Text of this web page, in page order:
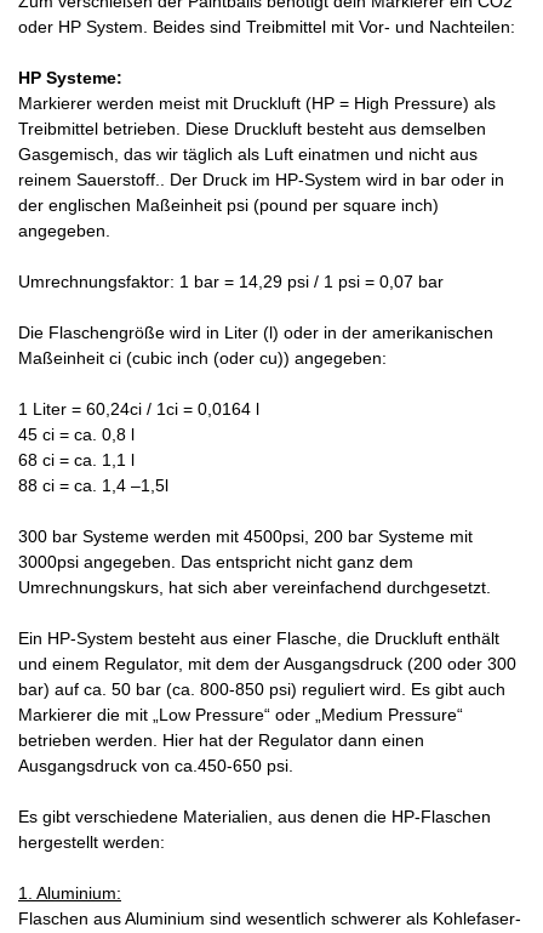
oder HP System. Beides sind Treibmittel mit Vor- und Nachteilen:
HP Systeme:
Markierer werden meist mit Druckluft (HP = High Pressure) als
Treibmittel betrieben. Diese Druckluft besteht aus demselben
Gasgemisch, das wir täglich als Luft einatmen und nicht aus
reinem Sauerstoff.. Der Druck im HP-System wird in bar oder in
der englischen Maßeinheit psi (pound per square inch)
angegeben.
Umrechnungsfaktor: 1 bar = 14,29 psi / 1 psi = 0,07 bar
Die Flaschengröße wird in Liter (l) oder in der amerikanischen
Maßeinheit ci (cubic inch (oder cu)) angegeben:
1 Liter = 60,24ci / 1ci = 0,0164 l
45 ci = ca. 0,8 l
68 ci = ca. 1,1 l
88 ci = ca. 1,4 –1,5l
300 bar Systeme werden mit 4500psi, 200 bar Systeme mit
3000psi angegeben. Das entspricht nicht ganz dem
Umrechnungskurs, hat sich aber vereinfachend durchgesetzt.
Ein HP-System besteht aus einer Flasche, die Druckluft enthält
und einem Regulator, mit dem der Ausgangsdruck (200 oder 300
bar) auf ca. 50 bar (ca. 800-850 psi) reguliert wird. Es gibt auch
Markierer die mit „Low Pressure“ oder „Medium Pressure“
betrieben werden. Hier hat der Regulator dann einen
Ausgangsdruck von ca.450-650 psi.
Es gibt verschiedene Materialien, aus denen die HP-Flaschen
hergestellt werden:
1. Aluminium:
Flaschen aus Aluminium sind wesentlich schwerer als Kohlefaser-